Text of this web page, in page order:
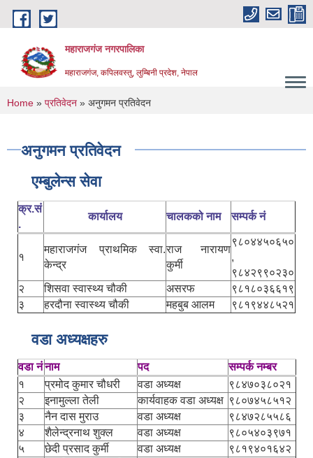
Skip to main content
महाराजगंज नगरपालिका
महाराजगंज, कपिलवस्तु, लुम्बिनी प्रदेश, नेपाल
You are here
Home » प्रतिवेदन » अनुगमन प्रतिवेदन
अनुगमन प्रतिवेदन
एम्बुलेन्स सेवा
क्र.सं
.
कार्यालय चालकको नाम सम्पर्क नं
१
महाराजगंज प्राथमिक स्वा.
केन्द्र
राज नारायण
कुर्मी
९८०४४५०६५०
,
९८४२९९०२३०
२
शिसवा स्वास्थ्य चौकी असरफ
९८१८०३६६१९
३
हरदौना स्वास्थ्य चौकी महबुब आलम ९८१९४४८५२१
वडा अध्यक्षहरु
वडा नंनाम पद
सम्पर्क नम्बर
१
प्रमोद कुमार चौधरी वडा अध्यक्ष
९८४७०३८०२१
२
इनामुल्ला तेली कार्यवाहक वडा अध्यक्ष ९८०७४५८५१२
३
नैन दास मुराउ वडा अध्यक्ष
९८४७२८५५८६
४
शैलेन्द्रनाथ शुक्ल वडा अध्यक्ष
९८०५४०३९७१
५
छेदी प्रसाद कुर्मी वडा अध्यक्ष
९८१९४०१६४२